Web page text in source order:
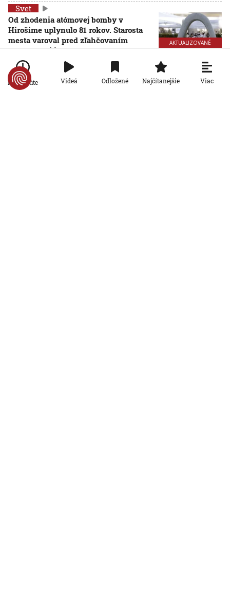
AKTUALIZOVANÉ
Svet
Od zhodenia atómovej bomby v
Hirošime uplynulo 81 rokov. Starosta
mesta varoval pred zľahčovaním
neľudskosti jadrových zbraní
6. 8. 2026, 10:39:25 Aktualizované: 6. 8. 2026, 13:10:00
Svet
Dron s výbušninami, ktorý našli na
Po minúte Videá Odložené Najčítanejšie Viac